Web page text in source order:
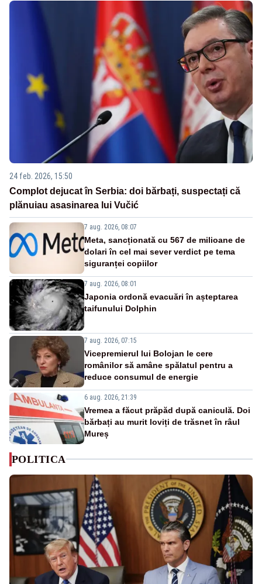
24 feb. 2026, 15:50
Complot dejucat în Serbia: doi bărbați, suspectați că
plănuiau asasinarea lui Vučić
7 aug. 2026, 08:07
Meta, sancționată cu 567 de milioane de
dolari în cel mai sever verdict pe tema
siguranței copiilor
7 aug. 2026, 08:01
Japonia ordonă evacuări în așteptarea
taifunului Dolphin
7 aug. 2026, 07:15
Vicepremierul lui Bolojan le cere
românilor să amâne spălatul pentru a
reduce consumul de energie
6 aug. 2026, 21:39
Vremea a făcut prăpăd după caniculă. Doi
bărbați au murit loviți de trăsnet în râul
Mureș
POLITICA